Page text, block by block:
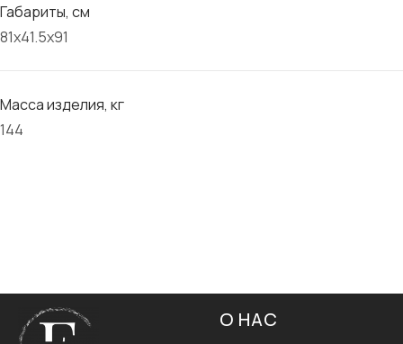
Габариты, см
81х41.5х91
Масса изделия, кг
144
О НАС